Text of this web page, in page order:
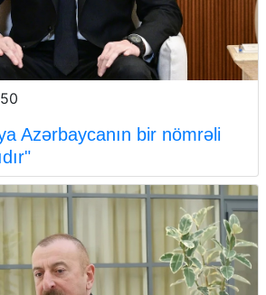
Azərbaycanın bir nömrəli